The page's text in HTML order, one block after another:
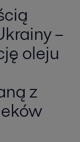
–
oleju
z